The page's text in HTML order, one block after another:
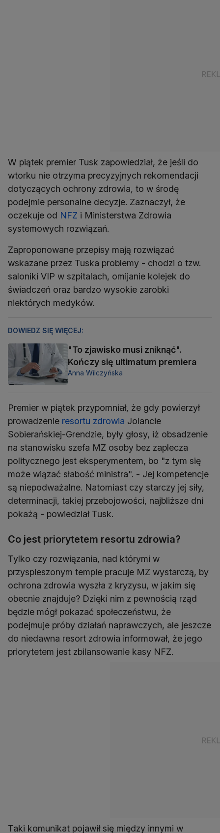
W piątek premier Tusk zapowiedział, że jeśli do
wtorku nie otrzyma precyzyjnych rekomendacji
dotyczących ochrony zdrowia, to w środę
podejmie personalne decyzje. Zaznaczył, że
oczekuje od NFZ i Ministerstwa Zdrowia
systemowych rozwiązań.
Zaproponowane przepisy mają rozwiązać
wskazane przez Tuska problemy - chodzi o tzw.
saloniki VIP w szpitalach, omijanie kolejek do
świadczeń oraz bardzo wysokie zarobki
niektórych medyków.
DOWIEDZ SIĘ WIĘCEJ:
"To zjawisko musi zniknąć".
Kończy się ultimatum premiera
Anna Wilczyńska
Premier w piątek przypomniał, że gdy powierzył
prowadzenie resortu zdrowia Jolancie
Sobierańskiej-Grendzie, były głosy, iż obsadzenie
na stanowisku szefa MZ osoby bez zaplecza
politycznego jest eksperymentem, bo "z tym się
może wiązać słabość ministra". - Jej kompetencje
są niepodważalne. Natomiast czy starczy jej siły,
determinacji, takiej przebojowości, najbliższe dni
pokażą - powiedział Tusk.
Co jest priorytetem resortu zdrowia?
Tylko czy rozwiązania, nad którymi w
przyspieszonym tempie pracuje MZ wystarczą, by
ochrona zdrowia wyszła z kryzysu, w jakim się
obecnie znajduje? Dzięki nim z pewnością rząd
będzie mógł pokazać społeczeństwu, że
podejmuje próby działań naprawczych, ale jeszcze
do niedawna resort zdrowia informował, że jego
priorytetem jest zbilansowanie kasy NFZ.
Taki komunikat pojawił się między innymi w